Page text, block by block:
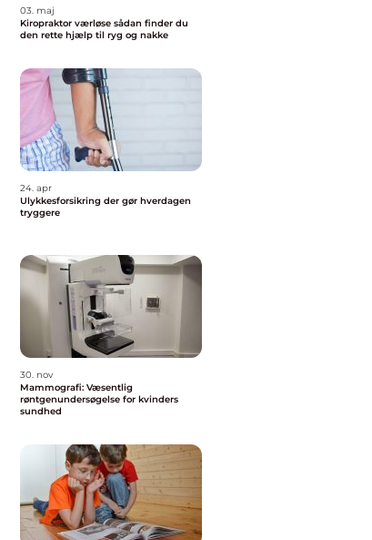
03. maj
Kiropraktor værløse sådan finder du
den rette hjælp til ryg og nakke
24. apr
Ulykkesforsikring der gør hverdagen
tryggere
30. nov
Mammografi: Væsentlig
røntgenundersøgelse for kvinders
sundhed